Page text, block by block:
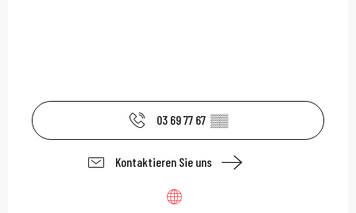
03 69 77 67 ▒▒
Kontaktieren Sie uns